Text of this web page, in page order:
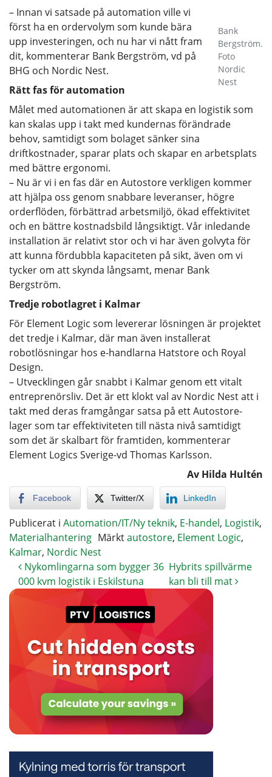
Bank
Bergström.
Foto
Nordic
Nest
– Innan vi satsade på automation ville vi
först ha en ordervolym som kunde bära
upp investeringen, och nu har vi nått fram
dit, kommenterar Bank Bergström, vd på
BHG och Nordic Nest.
Rätt fas för automation
Målet med automationen är att skapa en logistik som
kan skalas upp i takt med kundernas förändrade
behov, samtidigt som bolaget sänker sina
driftkostnader, sparar plats och skapar en arbetsplats
med bättre ergonomi.
– Nu är vi i en fas där en Autostore verkligen kommer
att hjälpa oss genom snabbare leveranser, högre
orderflöden, förbättrad arbetsmiljö, ökad effektivitet
och en bättre kostnadsbild långsiktigt. Vår inledande
installation är relativt stor och vi har även golvyta för
att kunna fördubbla kapaciteten på sikt, även om vi
tycker om att skynda långsamt, menar Bank
Bergström.
Tredje robotlagret i Kalmar
För Element Logic som levererar lösningen är projektet
det tredje i Kalmar, där man även installerat
robotlösningar hos e-handlarna Hatstore och Royal
Design.
– Utvecklingen går snabbt i Kalmar genom ett vitalt
entreprenörsliv. Det är ett klokt val av Nordic Nest att i
takt med deras framgångar satsa på ett Autostore-
lager som tar effektiviteten till nästa nivå samtidigt
som det är skalbart för framtiden, kommenterar
Element Logics Sverige-vd Thomas Karlsson.
Av Hilda Hultén
Facebook Twitter/X LinkedIn
Publicerat i Automation/IT/Ny teknik, E-handel, Logistik,
Materialhantering Märktautostore, Element Logic,
Kalmar, Nordic Nest
Nykomlingarna som bygger 36
000 kvm logistik i Eskilstuna
Hybrits spillvärme
kan bli till mat